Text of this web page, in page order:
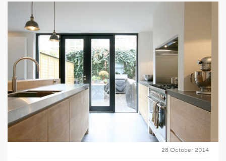
28 October 2014